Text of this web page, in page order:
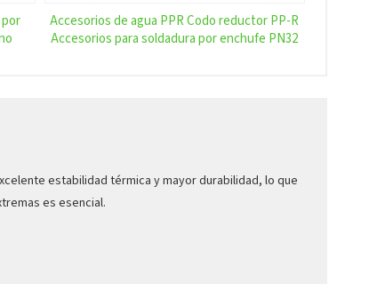
Accesorios de agua PPR Codo reductor PP-R
Accesorios para soldadura por enchufe PN32
estabilidad térmica y mayor durabilidad, lo que
es esencial.